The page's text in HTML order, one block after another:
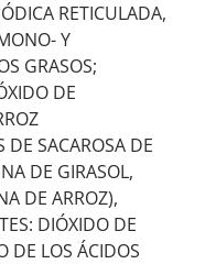
RETICULADA,
Y
GRASOS;
DE
DE SACAROSA DE
DE GIRASOL,
DE ARROZ),
DIÓXIDO DE
DE LOS ÁCIDOS